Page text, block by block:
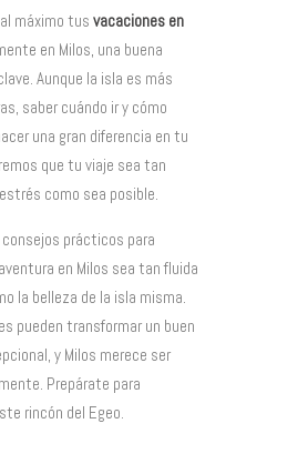
máximo tus vacaciones en
en Milos, una buena
Aunque la isla es más
saber cuándo ir y cómo
una gran diferencia en tu
que tu viaje sea tan
como sea posible.
prácticos para
en Milos sea tan fluida
la belleza de la isla misma.
pueden transformar un buen
y Milos merece ser
Prepárate para
rincón del Egeo.